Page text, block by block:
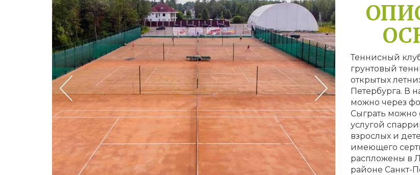
Теннисный
грунтовый
открытых
Петербурга. В
можно через
Сыграть можно
услугой
взрослых и
имеющего
распложены в
районе Санкт-